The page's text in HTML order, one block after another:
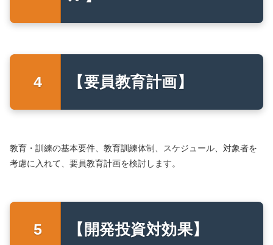
【要員教育計画】
教育・訓練の基本要件、教育訓練体制、スケジュール、対象者を
考慮に入れて、要員教育計画を検討します。
【開発投資対効果】